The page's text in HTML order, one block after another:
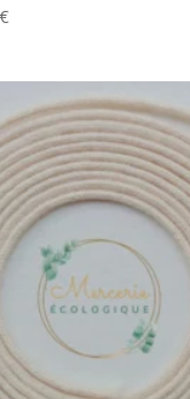
€Plage
à
50,00€